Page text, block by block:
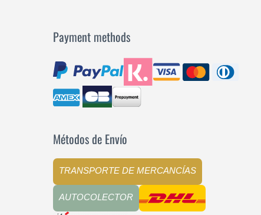
Payment methods
Métodos de Envío
TRANSPORTE DE MERCANCÍAS
AUTOCOLECTOR